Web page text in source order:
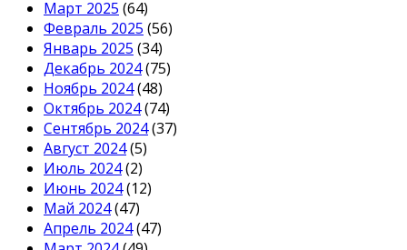
Март 2025 (64)
Февраль 2025 (56)
Январь 2025 (34)
Декабрь 2024(75)
Ноябрь 2024(48)
Октябрь 2024(74)
Сентябрь 2024(37)
Август 2024(5)
Июль 2024(2)
Июнь 2024(12)
Май 2024(47)
Апрель 2024(47)